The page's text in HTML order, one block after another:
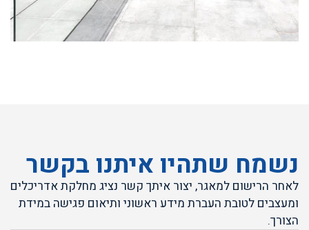
נשמח שתהיו איתנו בקשר
לאחר הרישום למאגר, יצור איתך קשר נציג מחלקת אדריכלים
ומעצבים לטובת העברת מידע ראשוני ותיאום פגישה במידת
הצורך.